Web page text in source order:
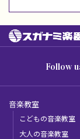
Follow
音楽教室
こどもの音楽教室
大人の音楽教室